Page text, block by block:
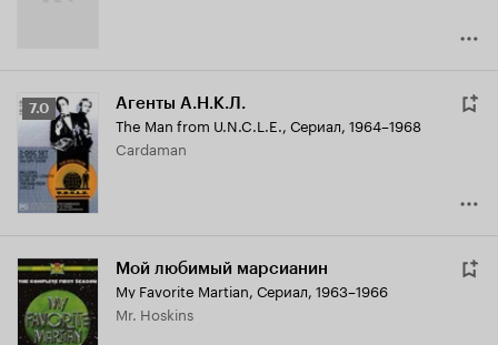
Рейтинг
Кинопоиска
7.0
7.0 Агенты А.Н.К.Л.
The Man from U.N.C.L.E., Сериал, 1964–1968
Cardaman
Мой любимый марсианин
My Favorite Martian, Сериал, 1963–1966
Mr. Hoskins